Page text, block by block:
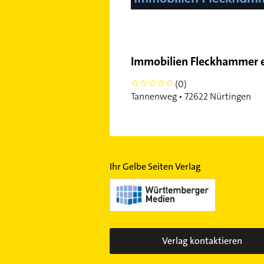
Immobilien Fleckhammer
0
(0)
Tannenweg • 72622 Nürtingen
Ihr Gelbe Seiten Verlag
Verlag kontaktieren